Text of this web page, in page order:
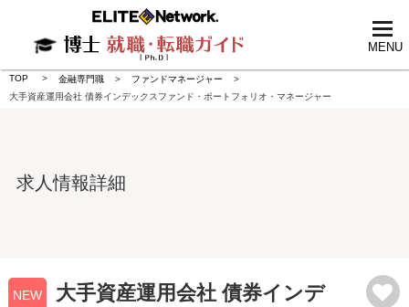
MENU
TOP 金融専門職
ファンドマネージャー
大手資産運用会社 債券インデックスファンド・ポートフォリオ・マネージャー
求人情報詳細
NEW
大手資産運用会社 債券インデ